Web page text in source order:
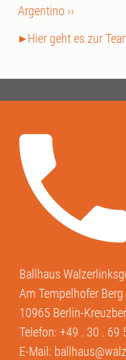
Argentino ››
Hier geht es zur
Ballhaus
Am Tempelhofer Berg
10965 Berlin-
Telefon:+49 . 30 . 69
E-Mail: